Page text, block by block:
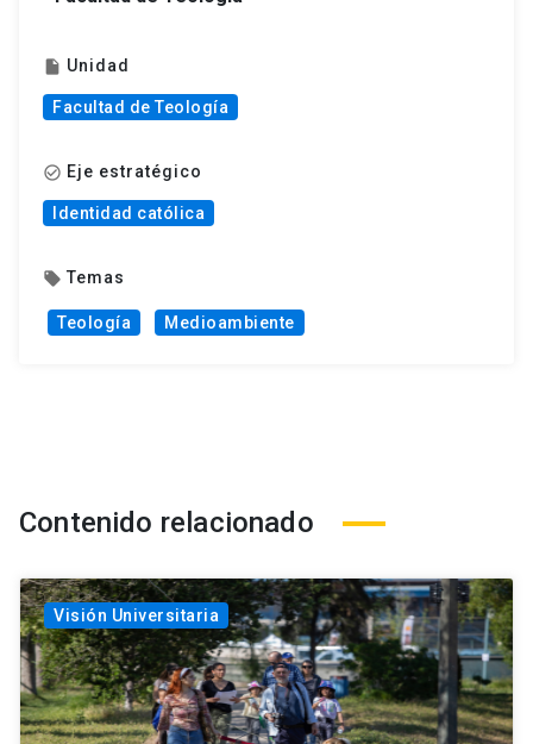
insert_drive_file Unidad
Facultad de Teología
check_circle_outline Eje estratégico
Identidad católica
local_offer Temas
Teología Medioambiente
Contenido relacionado
Visión Universitaria